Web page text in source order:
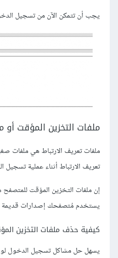
يجب أن تتمكن الآن من تسجيل
ملفات التخزين المؤقت أو
ملفات تعريف الارتباط هي ملفات
تعريف الارتباط أثناء عملية
إن ملفات التخزين المؤقت
يستخدم مُتصفحك إصدارات قديمة
كيفية حذف ملفات التخزين
يسهل حل مشاكل تسجيل الدخول